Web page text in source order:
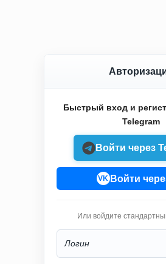
Быстрый вход и
Telegram
Войти через
VK Войти
Или войдите